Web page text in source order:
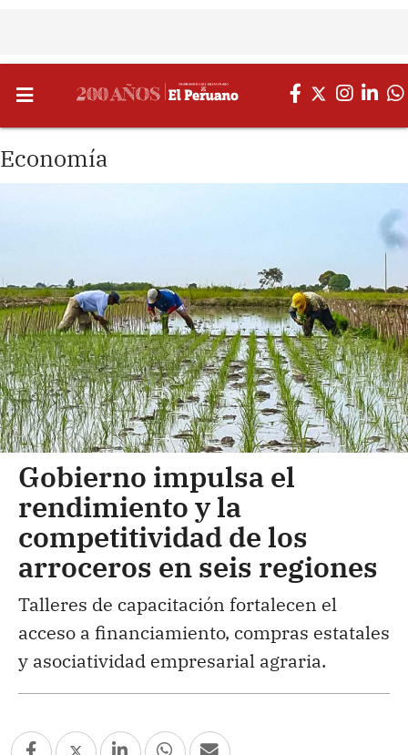
Economía
Gobierno impulsa el
rendimiento y la
competitividad de los
arroceros en seis regiones
Talleres de capacitación fortalecen el
acceso a financiamiento, compras estatales
y asociatividad empresarial agraria.